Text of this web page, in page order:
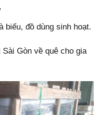
biếu, đồ dùng sinh hoạt.
Gòn về quê cho gia